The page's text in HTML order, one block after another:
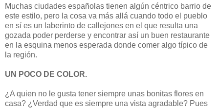
Muchas ciudades españolas tienen algún céntrico barrio de
este estilo, pero la cosa va más allá cuando todo el pueblo
en sí es un laberinto de callejones en el que resulta una
gozada poder perderse y encontrar así un buen restaurante
en la esquina menos esperada donde comer algo típico de
la región.
UN POCO DE COLOR.
¿A quien no le gusta tener siempre unas bonitas flores en
casa? ¿Verdad que es siempre una vista agradable? Pues